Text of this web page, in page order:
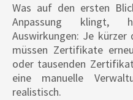
Was auf den ersten
Anpassung klingt,
Auswirkungen: Je
müssen Zertifikate
oder tausenden
eine manuelle
realistisch.